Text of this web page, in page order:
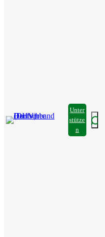
Unter
stütze
n
Suchen